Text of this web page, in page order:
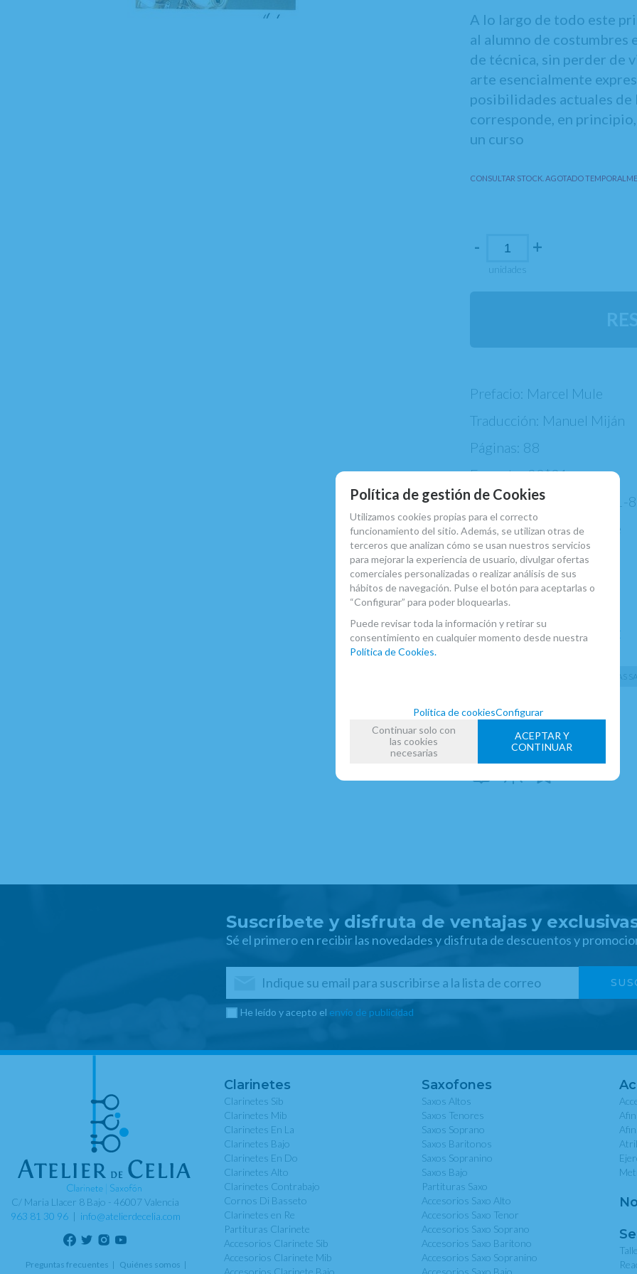
A lo largo de todo este
al alumno de costumbres
de técnica, sin perder de
arte esencialmente
posibilidades actuales de
corresponde, en
un curso
CONSULTAR STOCK. AGOTADO
-
unidades
+
Prefacio: Marcel Mule
Traducción: Manuel Miján
Páginas: 88
Formato: 23*31 cm
ISBN:979-0-2309-3091-8
Editorial: Henry Lemoine
MARCA
EDITIONS HENRY LEMOINE
PARTITURAS
FECHA DE LANZAMIENTO
Miércoles, 16 Junio 2021
Suscríbete y disfruta de ventajas y
Sé el primero en recibir las novedades y disfruta de descuentos y
He leído y acepto el envío de publicidad
C/ Maria Llacer 8 Bajo - 46007 Valencia
963 81 30 96| info@atelierdecelia.com
Preguntas frecuentes
Quiénes somos
Clarinetes
Clarinetes Sib
Clarinetes Mib
Clarinetes En La
Clarinetes Bajo
Clarinetes En Do
Clarinetes Alto
Clarinetes Contrabajo
Cornos Di Basseto
Clarinetes en Re
Partituras Clarinete
Accesorios Clarinete Sib
Accesorios Clarinete Mib
Accesorios Clarinete Bajo
Saxofones
Saxos Altos
Saxos Tenores
Saxos Soprano
Saxos Baritonos
Saxos Sopranino
Saxos Bajo
Partituras Saxo
Accesorios Saxo Alto
Accesorios Saxo Tenor
Accesorios Saxo Soprano
Accesorios Saxo Baritono
Accesorios Saxo Sopranino
Accesorios Saxo Bajo
Política de gestión de Cookies
Utilizamos cookies propias para el correcto
funcionamiento del sitio. Además, se utilizan otras de
terceros que analizan cómo se usan nuestros servicios
para mejorar la experiencia de usuario, divulgar ofertas
comerciales personalizadas o realizar análisis de sus
hábitos de navegación. Pulse el botón para aceptarlas o
“Configurar” para poder bloquearlas.
Puede revisar toda la información y retirar su
consentimiento en cualquier momento desde nuestra
Política de Cookies.
Política de cookiesConfigurar
Continuar solo con
las cookies
necesarias
ACEPTAR Y
CONTINUAR